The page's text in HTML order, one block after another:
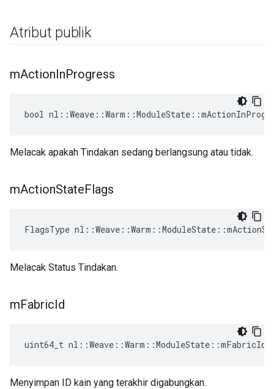
Atribut publik
mActionInProgress
bool
Melacak apakah Tindakan sedang berlangsung atau tidak.
mActionStateFlags
FlagsType
Melacak Status Tindakan.
mFabricId
uint64_t nl::Weave::Warm::ModuleState::mFabricId
Menyimpan ID kain yang terakhir digabungkan.